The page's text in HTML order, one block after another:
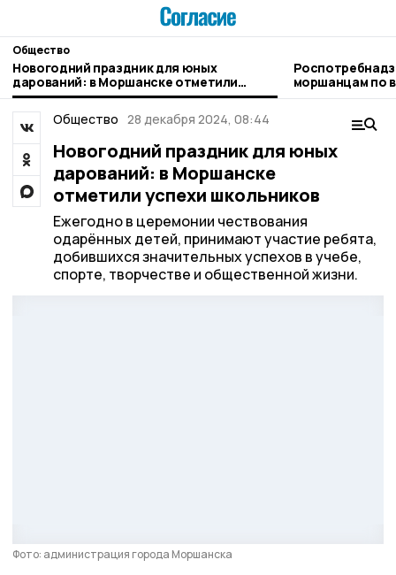
Общество
Новогодний праздник для юных
дарований: в Моршанске отметили
успехи школьников
моршанцам по
Общество 28 декабря 2024, 08:44
Новогодний праздник для юных
дарований: в Моршанске
отметили успехи школьников
Ежегодно в церемонии чествования
одарённых детей, принимают участие ребята,
добившихся значительных успехов в учебе,
спорте, творчестве и общественной жизни.
Фото: администрация города Моршанска